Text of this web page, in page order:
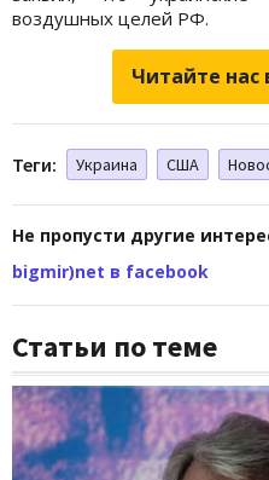
воздушных целей РФ.
Читайте нас
Теги: Украина США
Не пропусти другие
bigmir)net в facebook
Статьи по теме